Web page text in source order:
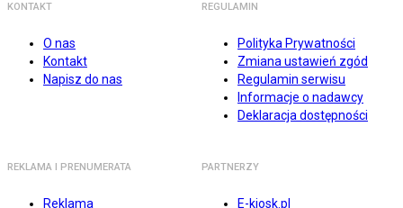
KONTAKT
O nas
Kontakt
Napisz do nas
REGULAMIN
Polityka Prywatności
Zmiana ustawień zgód
Regulamin serwisu
Informacje o nadawcy
Deklaracja dostępności
REKLAMA I PRENUMERATA
Reklama
PARTNERZY
E-kiosk.pl